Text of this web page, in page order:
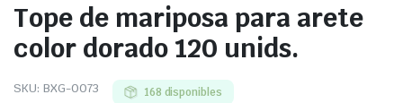
Tope de mariposa para arete
color dorado 120 unids.
SKU: BXG-0073 168 disponibles